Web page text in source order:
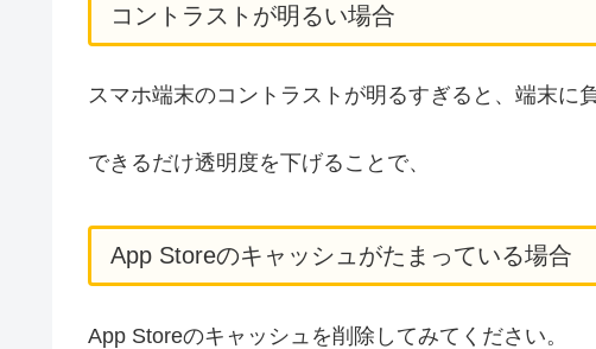
コントラストが明るい場合
スマホ端末のコントラストが明るすぎると、端末に
できるだけ透明度を下げることで、
App Storeのキャッシュがたまっている場合
App Storeのキャッシュを削除してみてください。